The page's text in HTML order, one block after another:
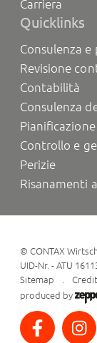
Carriera
Quicklinks
Consulenza
Revisione
Contabilità
Consulenza
Controllo e
Perizie
Risanamenti
©CONTAX
UID-Nr. - ATU
Sitemap
produced by